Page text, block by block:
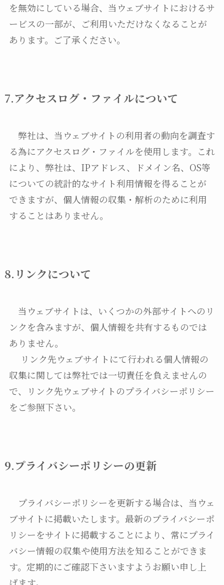
を無効にしている場合、当ウェブサイトにおけるサ
ービスの一部が、ご利用いただけなくなることが
あります。ご了承ください。
7.アクセスログ・ファイルについて
弊社は、当ウェブサイトの利用者の動向を調査す
る為にアクセスログ・ファイルを使用します。これ
により、弊社は、IPアドレス、ドメイン名、OS等
についての統計的なサイト利用情報を得ることが
できますが、個人情報の収集・解析のために利用
することはありません。
8.リンクについて
当ウェブサイトは、いくつかの外部サイトへのリ
ンクを含みますが、個人情報を共有するものでは
ありません。
リンク先ウェブサイトにて行われる個人情報の
収集に関しては弊社では一切責任を負えませんの
で、リンク先ウェブサイトのプライバシーポリシー
をご参照下さい。
9.プライバシーポリシーの更新
プライバシーポリシーを更新する場合は、当ウェ
ブサイトに掲載いたします。最新のプライバシーポ
リシーをサイトに掲載することにより、常にプライ
バシー情報の収集や使用方法を知ることができま
す。定期的にご確認下さいますようお願い申し上
げます。